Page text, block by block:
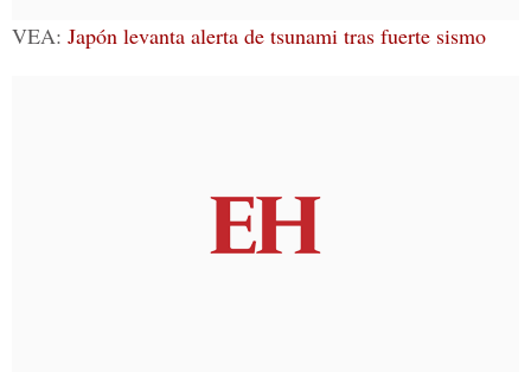
VEA: Japón levanta alerta de tsunami tras fuerte sismo